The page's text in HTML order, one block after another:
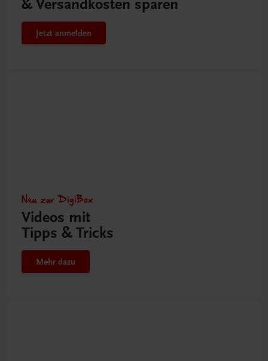
& Versandkosten sparen
Jetzt anmelden
Neu zur DigiBox
Videos mit
Tipps & Tricks
Mehr dazu